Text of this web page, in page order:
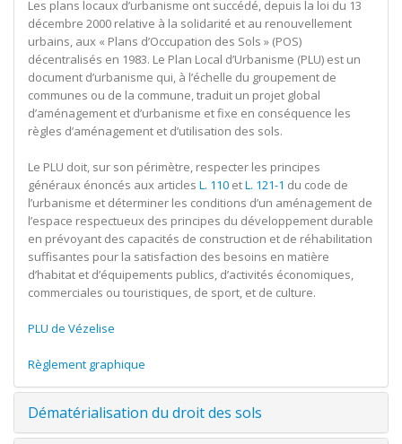
Les plans locaux d’urbanisme ont succédé, depuis la loi du 13
décembre 2000 relative à la solidarité et au renouvellement
urbains, aux « Plans d’Occupation des Sols » (POS)
décentralisés en 1983. Le Plan Local d’Urbanisme (PLU) est un
document d’urbanisme qui, à l’échelle du groupement de
communes ou de la commune, traduit un projet global
d’aménagement et d’urbanisme et fixe en conséquence les
règles d’aménagement et d’utilisation des sols.
Le PLU doit, sur son périmètre, respecter les principes
généraux énoncés aux articles L. 110 etL. 121-1 du code de
l’urbanisme et déterminer les conditions d’un aménagement de
l’espace respectueux des principes du développement durable
en prévoyant des capacités de construction et de réhabilitation
suffisantes pour la satisfaction des besoins en matière
d’habitat et d’équipements publics, d’activités économiques,
commerciales ou touristiques, de sport, et de culture.
PLU de Vézelise
Règlement graphique
Dématérialisation du droit des sols